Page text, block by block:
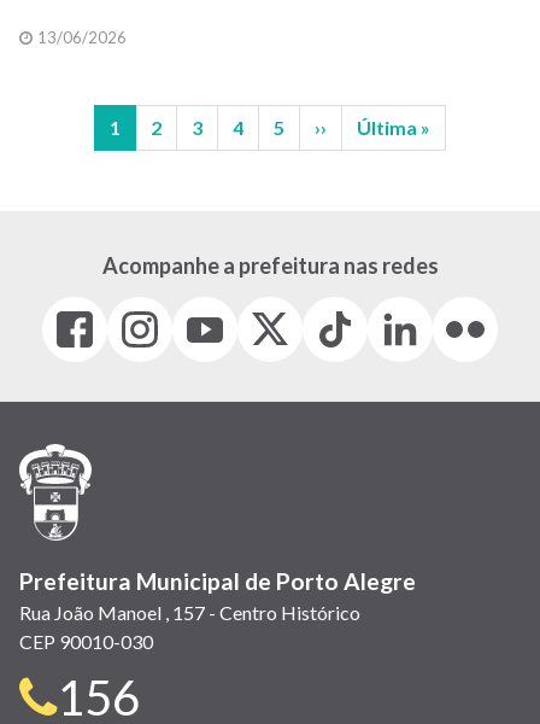
13/06/2026
Paginação
Página
atual
1 Página
2 Página
3 Página
4 Página
5
Próxima
página
››
Última
página
Última »
Acompanhe a prefeitura nas redes
Facebook
(link
em
janela)
Instagram
(link
em
(link
em
(Antigo
(link
Tiktok
(link
em
LinkedIn
(link
em
(link
em
Prefeitura Municipal de Porto Alegre
Rua João Manoel , 157 - Centro Histórico
CEP 90010-030
Telefone
156